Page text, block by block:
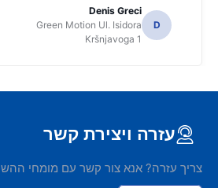
D
Denis Greci
Green Motion Ul. Isidora
Kršnjavoga 1
עזרה ויצירת קשר
צריך עזרה? אנא צור קשר עם מומחי